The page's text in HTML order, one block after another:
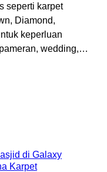
seperti karpet
Diamond,
keperluan
wedding,…
di Galaxy
Karpet